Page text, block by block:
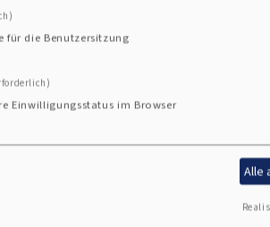
technische
außerhalb des
Zuständigkeit für
Nr. II.1.3.2
Landeskirchenamt
13, 80333 München
oder – falls
Personenbezogene
Zweckes ihrer
keine
für die Benutzersitzung
Einwilligungsstatus im Browser
Alle